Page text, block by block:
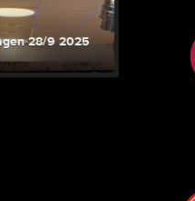
28/9 2025